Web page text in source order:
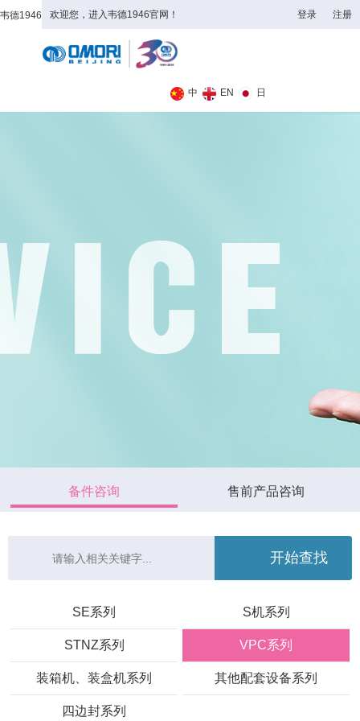
韦德1946 欢迎您，进入韦德1946官网！ 登录 注册
中 EN 日
备件咨询 售前产品咨询
SE系列 S机系列
STNZ系列 VPC系列
装箱机、装盒机系列 其他配套设备系列
四边封系列